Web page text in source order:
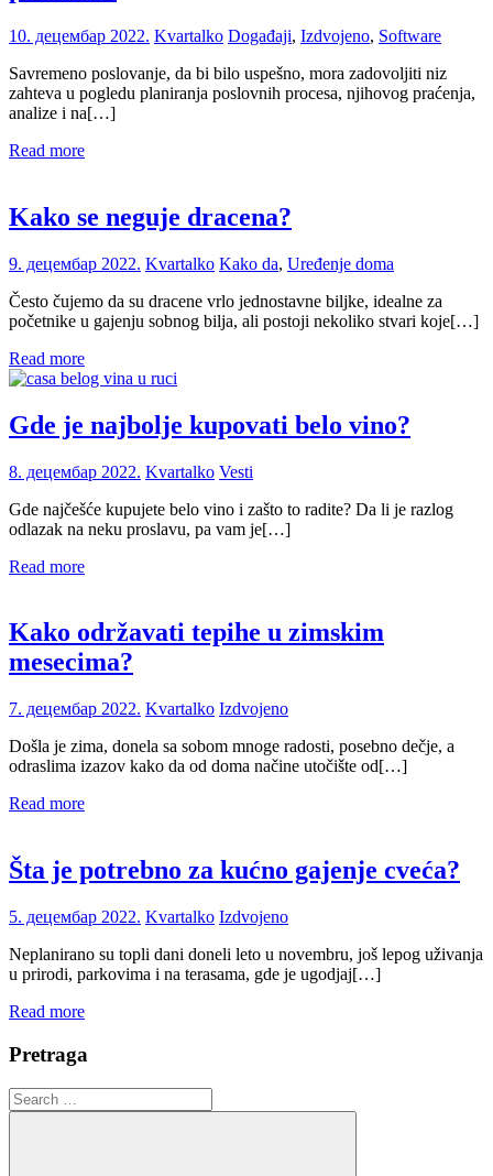
10. децембар 2022. Kvartalko Događaji, Izdvojeno, Software
Savremeno poslovanje, da bi bilo uspešno, mora zadovoljiti niz
zahteva u pogledu planiranja poslovnih procesa, njihovog praćenja,
analize i na[…]
Read more
Kako se neguje dracena?
9. децембар 2022. Kvartalko Kako da, Uređenje doma
Često čujemo da su dracene vrlo jednostavne biljke, idealne za
početnike u gajenju sobnog bilja, ali postoji nekoliko stvari koje[…]
Read more
Gde je najbolje kupovati belo vino?
8. децембар 2022. Kvartalko Vesti
Gde najčešće kupujete belo vino i zašto to radite? Da li je razlog
odlazak na neku proslavu, pa vam je[…]
Read more
Kako održavati tepihe u zimskim
mesecima?
7. децембар 2022. Kvartalko Izdvojeno
Došla je zima, donela sa sobom mnoge radosti, posebno dečje, a
odraslima izazov kako da od doma načine utočište od[…]
Read more
Šta je potrebno za kućno gajenje cveća?
5. децембар 2022. Kvartalko Izdvojeno
Neplanirano su topli dani doneli leto u novembru, još lepog uživanja
u prirodi, parkovima i na terasama, gde je ugodjaj[…]
Read more
Pretraga
Search
for: